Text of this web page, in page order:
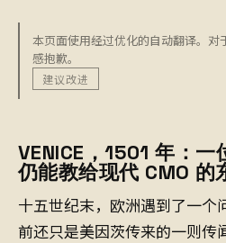
本页面使用经过优化的自动翻译。对
感抱歉。
建议改进
VENICE，1501 年：
仍能教给现代 CMO 的
十五世纪末，欧洲遇到了一
前还只是美因茨传来的一则